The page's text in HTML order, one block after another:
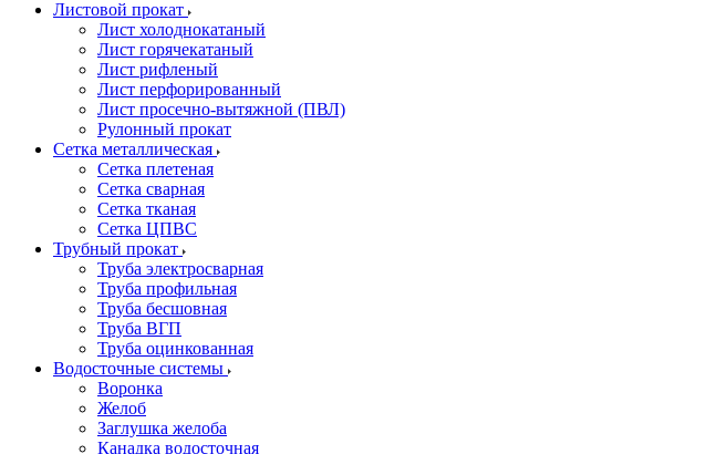
Листовой прокат
Лист холоднокатаный
Лист горячекатаный
Лист рифленый
Лист перфорированный
Лист просечно-вытяжной (ПВЛ)
Рулонный прокат
Сетка металлическая
Сетка плетеная
Сетка сварная
Сетка тканая
Сетка ЦПВС
Трубный прокат
Труба электросварная
Труба профильная
Труба бесшовная
Труба ВГП
Труба оцинкованная
Водосточные системы
Воронка
Желоб
Заглушка желоба
Канадка водосточная